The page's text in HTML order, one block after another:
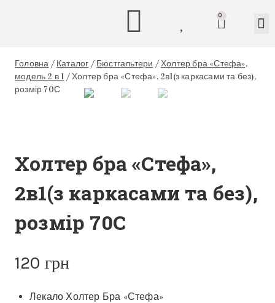
0
Головна / Каталог / Бюстгальтери /Холтер бра «Стефа»,
модель 2 в 1 /Холтер бра «Стефа», 2в1(з каркасами та без),
розмір 70С
Холтер бра «Стефа»,
2в1(з каркасами та без),
розмір 70С
120 грн
Лекало Холтер Бра «Стефа»